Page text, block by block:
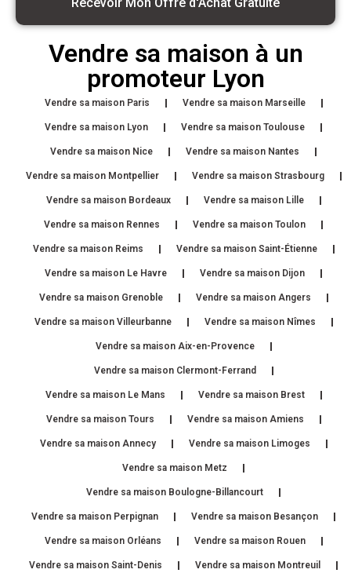
Vendre sa maison à un
promoteur Lyon
Vendre sa maison Paris Vendre sa maison Marseille
Vendre sa maison Lyon Vendre sa maison Toulouse
Vendre sa maison Nice Vendre sa maison Nantes
Vendre sa maison Montpellier Vendre sa maison Strasbourg
Vendre sa maison Bordeaux Vendre sa maison Lille
Vendre sa maison Rennes Vendre sa maison Toulon
Vendre sa maison Reims Vendre sa maison Saint-Étienne
Vendre sa maison Le Havre Vendre sa maison Dijon
Vendre sa maison Grenoble Vendre sa maison Angers
Vendre sa maison Villeurbanne Vendre sa maison Nîmes
Vendre sa maison Aix-en-Provence
Vendre sa maison Clermont-Ferrand
Vendre sa maison Le Mans Vendre sa maison Brest
Vendre sa maison Tours Vendre sa maison Amiens
Vendre sa maison Annecy Vendre sa maison Limoges
Vendre sa maison Metz
Vendre sa maison Boulogne-Billancourt
Vendre sa maison Perpignan Vendre sa maison Besançon
Vendre sa maison Orléans Vendre sa maison Rouen
Vendre sa maison Saint-Denis Vendre sa maison Montreuil